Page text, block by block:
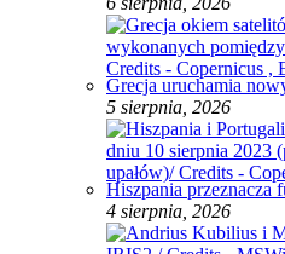
Grecja uruchamia
5 sierpnia, 2026
Hiszpania przeznacza
4 sierpnia, 2026